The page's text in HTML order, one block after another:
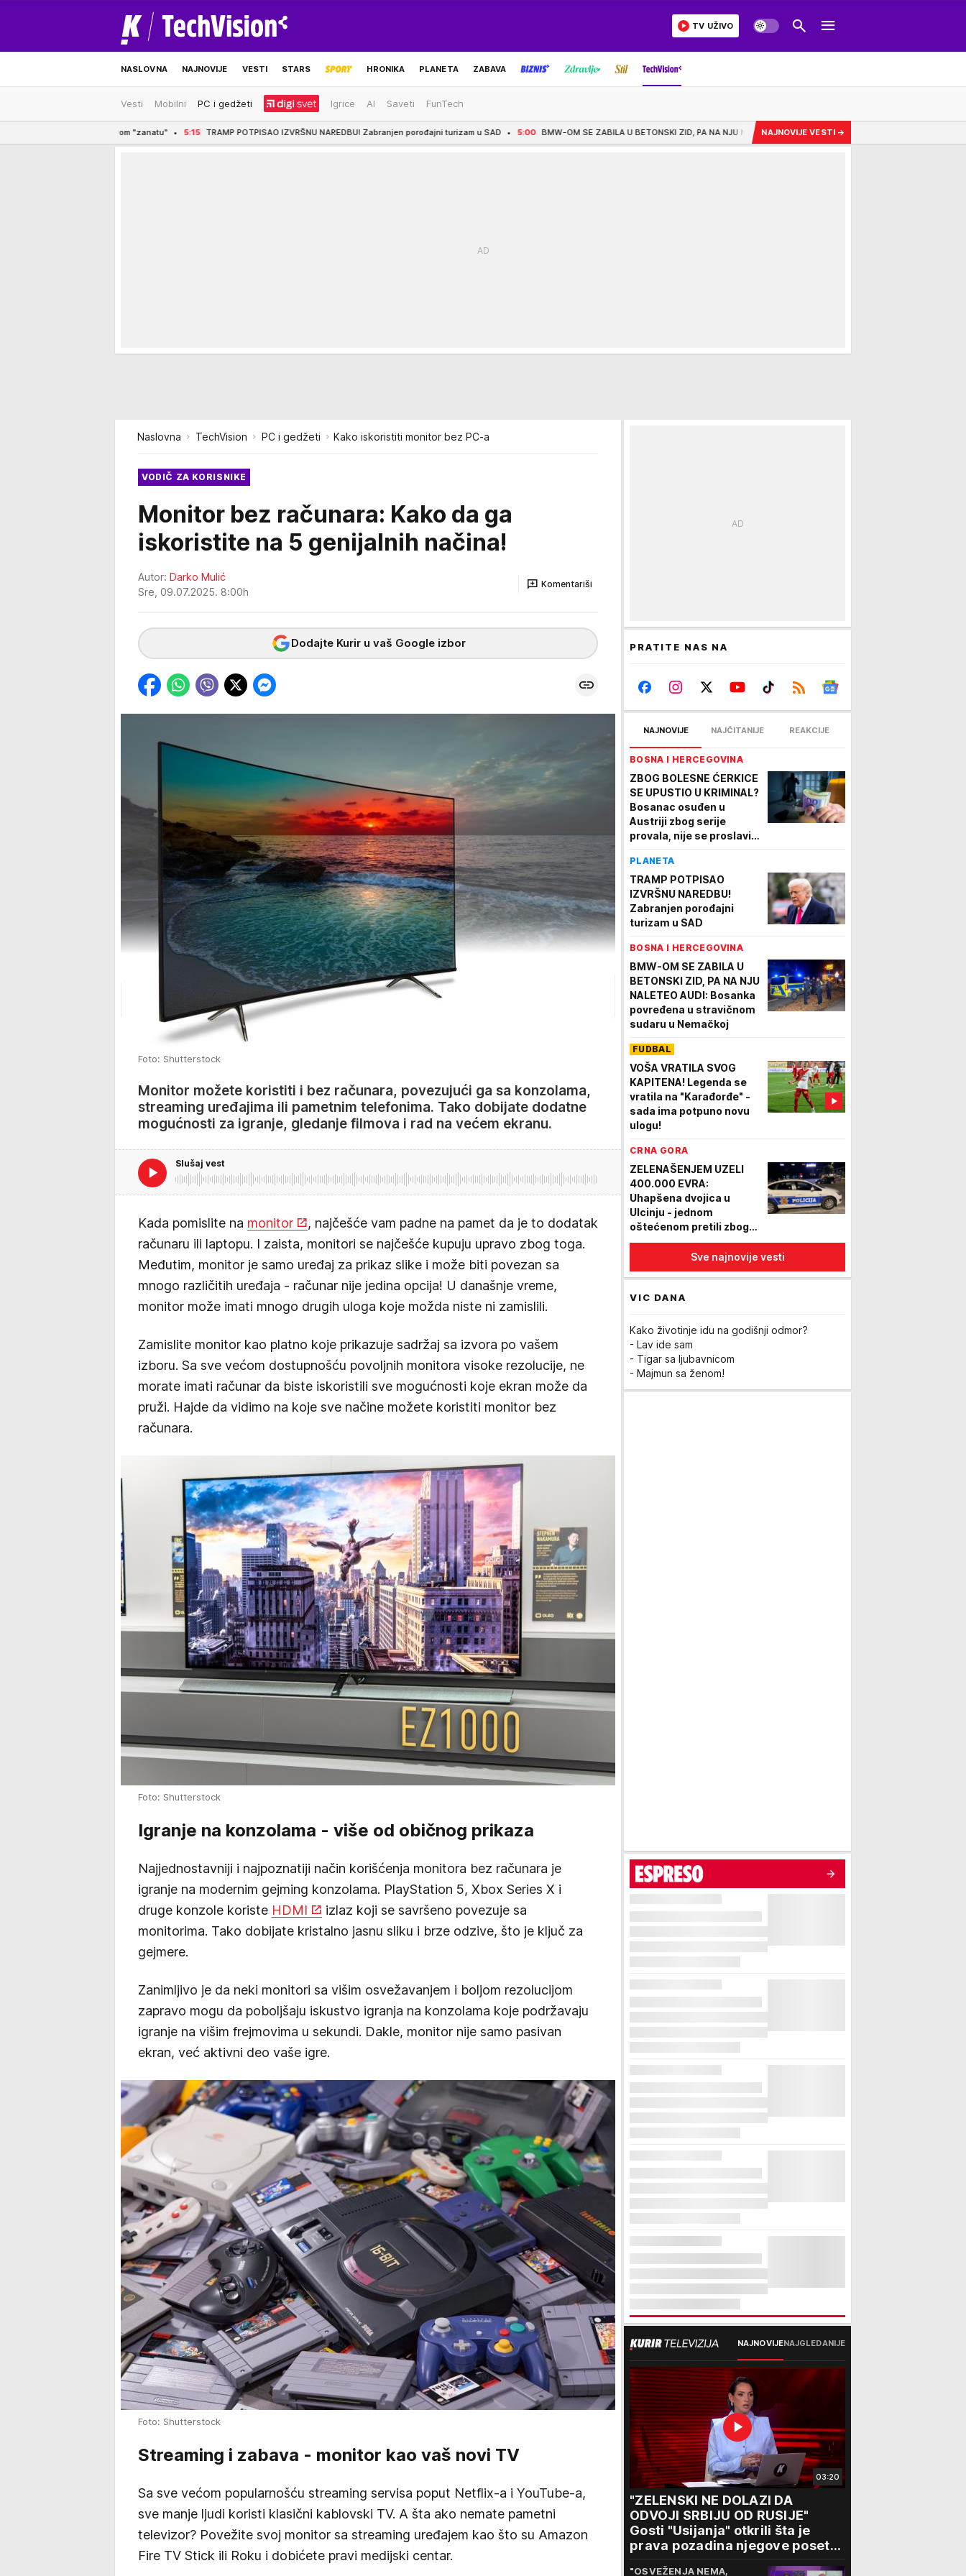
NASLOVNA NAJNOVIJE VESTI STARS HRONIKA PLANETA ZABAVA
ODRŽIVA BUDUĆNOST REGION NEWS IZBOR UREDNIKA
TV UŽIVO
Vesti Mobilni PC i gedžeti Igrice AI Saveti FunTech
TRAMP POTPISAO IZVRŠNU NAREDBU! Zabranjen porođajni turizam u SAD 5:00 BMW-OM SE ZABILA U BETONSKI ZID, PA NA NJU NALETEO AUDI: Bosanka povređena u stravičnom sudaru u Nemačkoj
NAJNOVIJE VESTI →
Naslovna TechVision PC i gedžeti Kako iskoristiti monitor bez PC-a
VODIČ ZA KORISNIKE
Monitor bez računara: Kako da ga
iskoristite na 5 genijalnih načina!
Autor: Darko Mulić
Sre, 09.07.2025. 8:00h
Komentariši
Dodajte Kurir u vaš Google izbor
Foto: Shutterstock
Monitor možete koristiti i bez računara, povezujući ga sa konzolama,
streaming uređajima ili pametnim telefonima. Tako dobijate dodatne
mogućnosti za igranje, gledanje filmova i rad na većem ekranu.
Slušaj vest
Kada pomislite na monitor
, najčešće vam padne na pamet da je to dodatak
računaru ili laptopu. I zaista, monitori se najčešće kupuju upravo zbog toga.
Međutim, monitor je samo uređaj za prikaz slike i može biti povezan sa
mnogo različitih uređaja - računar nije jedina opcija! U današnje vreme,
monitor može imati mnogo drugih uloga koje možda niste ni zamislili.
Zamislite monitor kao platno koje prikazuje sadržaj sa izvora po vašem
izboru. Sa sve većom dostupnošću povoljnih monitora visoke rezolucije, ne
morate imati računar da biste iskoristili sve mogućnosti koje ekran može da
pruži. Hajde da vidimo na koje sve načine možete koristiti monitor bez
računara.
Foto: Shutterstock
Igranje na konzolama - više od običnog prikaza
Najjednostavniji i najpoznatiji način korišćenja monitora bez računara je
igranje na modernim gejming konzolama. PlayStation 5, Xbox Series X i
druge konzole koriste HDMI
izlaz koji se savršeno povezuje sa
monitorima. Tako dobijate kristalno jasnu sliku i brze odzive, što je ključ za
gejmere.
Zanimljivo je da neki monitori sa višim osvežavanjem i boljom rezolucijom
zapravo mogu da poboljšaju iskustvo igranja na konzolama koje podržavaju
igranje na višim frejmovima u sekundi. Dakle, monitor nije samo pasivan
ekran, već aktivni deo vaše igre.
Foto: Shutterstock
Streaming i zabava - monitor kao vaš novi TV
Sa sve većom popularnošću streaming servisa poput Netflix-a i YouTube-a,
sve manje ljudi koristi klasični kablovski TV. A šta ako nemate pametni
televizor? Povežite svoj monitor sa streaming uređajem kao što su Amazon
Fire TV Stick ili Roku i dobićete pravi medijski centar.
PRATITE NAS NA
NAJNOVIJE NAJČITANIJE REAKCIJE
BOSNA I HERCEGOVINA
ZBOG BOLESNE ĆERKICE
SE UPUSTIO U KRIMINAL?
Bosanac osuđen u
Austriji zbog serije
provala, nije se proslavio
PLANETA
TRAMP POTPISAO
IZVRŠNU NAREDBU!
Zabranjen porođajni
turizam u SAD
BOSNA I HERCEGOVINA
BMW-OM SE ZABILA U
BETONSKI ZID, PA NA NJU
NALETEO AUDI: Bosanka
povređena u stravičnom
sudaru u Nemačkoj
FUDBAL
VOŠA VRATILA SVOG
KAPITENA! Legenda se
vratila na "Karađorđe" -
sada ima potpuno novu
ulogu!
CRNA GORA
ZELENAŠENJEM UZELI
400.000 EVRA:
Uhapšena dvojica u
Ulcinju - jednom
oštećenom pretili zbog
duga, policija zaplenila
vozila i oružjeSve najnovije vesti
VIC DANA
Kako životinje idu na godišnji odmor?
- Lav ide sam
- Tigar sa ljubavnicom
- Majmun sa ženom!
NAJNOVIJENAJGLEDANIJE
03:20
"ZELENSKI NE DOLAZI DA
ODVOJI SRBIJU OD RUSIJE"
Gosti "Usijanja" otkrili šta je
prava pozadina njegove posete
Beogradu
"OSVEŽENJA NEMA,